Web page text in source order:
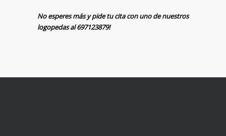
No esperes más y pide tu cita con uno de nuestros
logopedas al 697123879!